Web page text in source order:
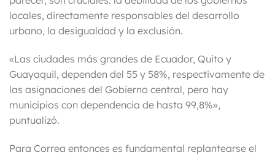
locales, directamente responsables del desarrollo
urbano, la desigualdad y la exclusión.
«Las ciudades más grandes de Ecuador, Quito y
Guayaquil, dependen del 55 y 58%, respectivamente de
las asignaciones del Gobierno central, pero hay
municipios con dependencia de hasta 99,8%»,
puntualizó.
Para Correa entonces es fundamental replantearse el